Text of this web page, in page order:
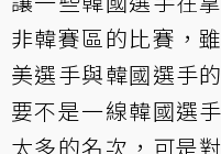
非韓賽區的比賽，
美選手與韓國選手
要不是一線韓國選
太多的名次，可是